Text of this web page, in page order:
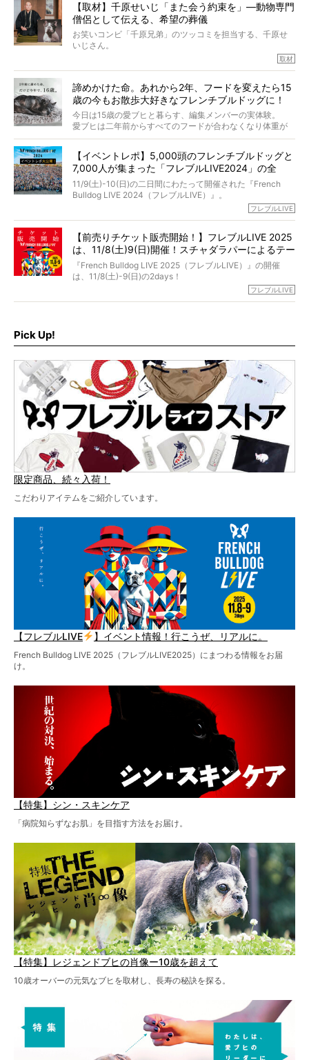
力をもつお笑い芸人「シークエンスはやとも」さんに、愛
犬の旅立ちや供養についてインタビュー。
インタビュアー兼対談相手は、大の犬好きで心霊分野の知
識にも長けているPELIさん。
「愛犬が旅立ったあと、ベッドやおもちゃはどうすればい
くれる？」
さらには、霊感がない人でも愛犬が成仏したことを知る方
法まで。
お笑い芸人だからこそ暗くなりすぎない、むしろ心がスッ
と軽くなる。
永久保存版のスペシャル対談です！
【取材】千原せいじ「また会う約束を」―動物専門
僧侶として伝える、希望の葬儀
お笑いコンビ「千原兄弟」のツッコミを担当する、千原せ
いじさん。
た。
僧侶としての名は「靖賢（せいけん）」。
当時54歳という年齢にして、なぜ動物専門僧侶という道を
選んだのか。
また、愛犬の旅立ちとどのように向き合うべきなのか。
た。
取材
諦めかけた命。あれから2年、フードを変えたら15
歳の今もお散歩大好きなフレンチブルドッグに！
今日は15歳の愛ブヒと暮らす、編集メンバーの実体験。
愛ブヒは二年前からすべてのフードが合わなくなり体重が
激減。検査をしても異常はなく「年齢のせいですね…」と言
もう諦めるしかないのかな…そんなとき、我が家に届いたの
が「THE fu-do(ザ・フード)」の試食品でした。
そして「THE fu-do(ザ・フード)」を食べつづけて二年、愛
ブヒは15歳になり、今も元気にお散歩をしています。
今回は、二年前の絶望から今までを包み隠さず、時系列で
【イベントレポ】5,000頭のフレンチブルドッグと
7,000人が集まった「フレブルLIVE2024」の全
貌！
11/9(土)-10(日)の二日間にわたって開催された『French
Bulldog LIVE 2024（フレブルLIVE）』。
今年はのべ5,000頭のフレンチブルドッグと7,000人のフレ
day1の司会はフレブルラバーのロッチさん。day2の音楽フ
ェスには世代ど真ん中のPUFFYが出演するなど、例年以上
に豪華なラインナップ。
北は北海道、南は鹿児島県から。全国のフレンチブルドッ
グが一堂に会した「フレブルLIVE2024」の模様を、詳しく
フレブルLIVE
【前売りチケット販売開始！】フレブルLIVE 2025
は、11/8(土)9(日)開催！スチャダラパーによるテー
マソング制作も決定
『French Bulldog LIVE 2025（フレブルLIVE）』の開催
は、11/8(土)-9(日)の2days！
お得な前売りチケット、いよいよ販売スタートです！
ど、内容盛りだくさんでお送りしていますので、最後まで
お見逃しなく！
フレブルLIVE
Pick Up!
限定商品、続々入荷！
こだわりアイテムをご紹介しています。
【フレブルLIVE 】イベント情報！行こうぜ、リアルに。
French Bulldog LIVE 2025（フレブルLIVE2025）にまつわる情報をお届
け。
【特集】シン・スキンケア
「病院知らずなお肌」を目指す方法をお届け。
【特集】レジェンドブヒの肖像ー10歳を超えて
10歳オーバーの元気なブヒを取材し、長寿の秘訣を探る。